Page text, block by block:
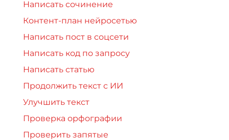
Написать сочинение
Контент-план нейросетью
Написать пост в соцсети
Написать код по запросу
Написать статью
Продолжить текст с ИИ
Улучшить текст
Проверка орфографии
Проверить запятые